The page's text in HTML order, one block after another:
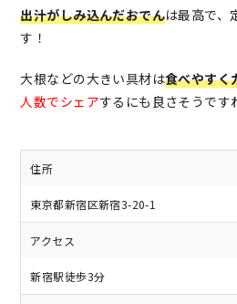
出汁がしみ込んだおでんは最高で、
す！
大根などの大きい具材は食べやすく
人数でシェアするにも良さそうです
住所
東京都新宿区新宿3-20-1
アクセス
新宿駅徒歩3分